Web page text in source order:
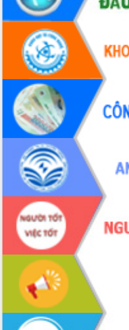
Phó Chủ tịch UBND tỉnh Đắk Lắk
Trương Công Thái kiểm tra thực địa
Dự án cao tốc Khánh Hòa - Buôn Ma
Thuột
Định vị cà phê Việt Nam như một “di
sản sống” trong dòng chảy toàn cầu
Xây dựng nông thôn mới: Nâng cao đời
sống người dân từ những mô hình thiết
thực
Quyết liệt tháo gỡ vướng mắc, đẩy
nhanh tiến độ các dự án trọng điểm
trong Khu kinh tế Nam Phú Yên
Hòn Yến phát triển du lịch gắn với bảo
tồn biển
Lấy ý kiến điều chỉnh Quy hoạch tỉnh
Đắk Lắk thời kỳ 2021-2030, tầm nhìn
đến năm 2050
Phát động chiến dịch 30 ngày đêm
giải phóng mặt bằng Tuyến đường bộ
ven biển
Đắk Lắk nỗ lực thúc đẩy tăng trưởng
kinh tế từ 10% trở lên trong Quý
II/2026
Đắk Lắk ký kết thỏa thuận hợp tác về
chuyển đổi số giai đoạn 2026 – 2030